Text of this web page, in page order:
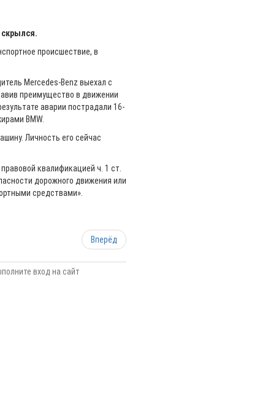
скрылся.
происшествие, в
Mercedes-Benz выехал с
преимущество в движении
аварии пострадали 16-
BMW.
Личность его сейчас
квалификацией ч. 1 ст.
дорожного движения или
средствами».
Вперёд
вход на сайт